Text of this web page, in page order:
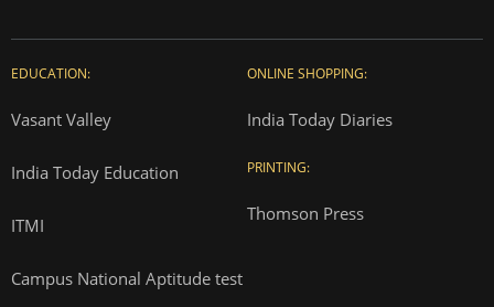
EDUCATION:
Vasant Valley
India Today Education
ITMI
Campus National Aptitude test
ONLINE SHOPPING:
India Today Diaries
PRINTING:
Thomson Press